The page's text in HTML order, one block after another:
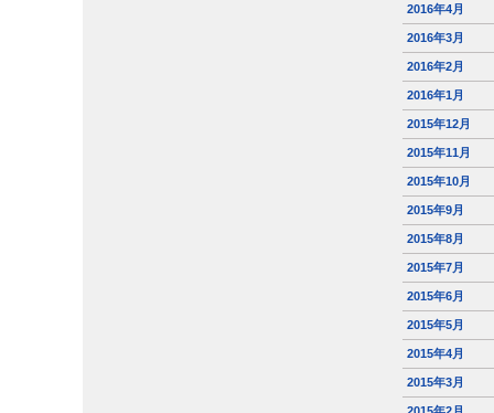
2016年4月
2016年3月
2016年2月
2016年1月
2015年12月
2015年11月
2015年10月
2015年9月
2015年8月
2015年7月
2015年6月
2015年5月
2015年4月
2015年3月